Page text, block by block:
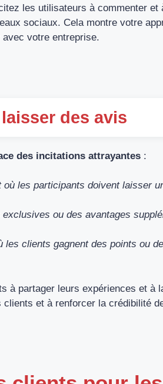
les utilisateurs à commenter et
sociaux. Cela montre votre
votre entreprise.
des avis
des incitations attrayantes :
les participants doivent laisser
ou des avantages
clients gagnent des points ou
à partager leurs expériences et à
et à renforcer la crédibilité